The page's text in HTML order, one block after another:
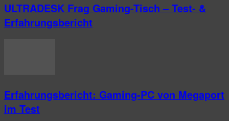
ULTRADESK Frag Gaming-Tisch – Test- &
Erfahrungsbericht
Erfahrungsbericht: Gaming-PC von Megaport
im Test